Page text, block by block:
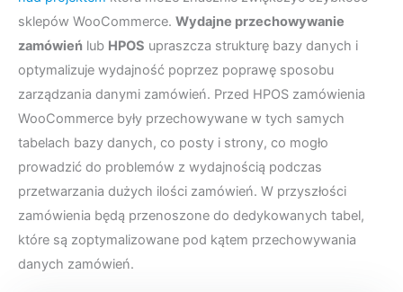
sklepów WooCommerce. Wydajne przechowywanie
zamówień lub HPOS upraszcza strukturę bazy danych i
optymalizuje wydajność poprzez poprawę sposobu
zarządzania danymi zamówień. Przed HPOS zamówienia
WooCommerce były przechowywane w tych samych
tabelach bazy danych, co posty i strony, co mogło
prowadzić do problemów z wydajnością podczas
przetwarzania dużych ilości zamówień. W przyszłości
zamówienia będą przenoszone do dedykowanych tabel,
które są zoptymalizowane pod kątem przechowywania
danych zamówień.